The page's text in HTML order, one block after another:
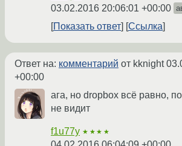
03.02.2016 20:06:01 +00:00
Показать ответ Ссылка
Ответ на: комментарий от kknight
+00:00
ага, но dropbox всё равно,
не видит
f1u77y ★★★★